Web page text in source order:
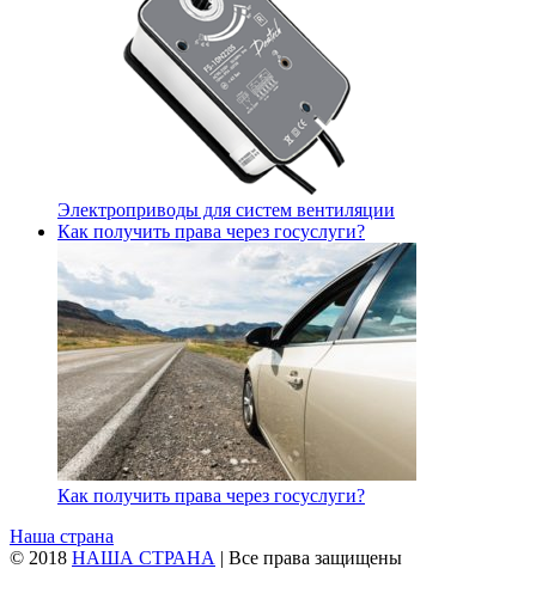
Электроприводы для систем вентиляции
Как получить права через госуслуги?
Как получить права через госуслуги?
Наша страна
© 2018 НАША СТРАНА | Все права защищены